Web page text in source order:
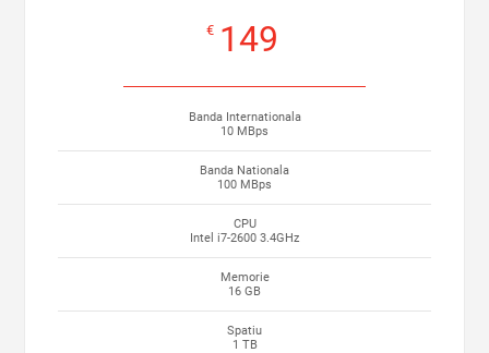
€ 149
Banda Internationala
10 MBps
Banda Nationala
100 MBps
CPU
Intel i7-2600 3.4GHz
Memorie
16 GB
Spatiu
1 TB